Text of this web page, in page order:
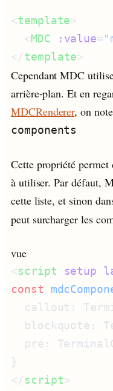
<template
  <
MDC :value=
</template
Cependant MDC
arrière-plan. Et en
MDCRenderer, on
components
Cette propriété permet
à utiliser. Par défaut,
cette liste, et sinon
peut surcharger les
vue
<script setup
const
</script